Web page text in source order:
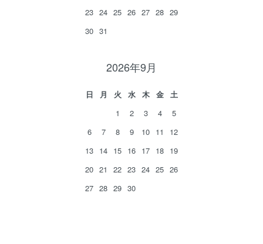
23 24 25 26 27 28 29
30 31
2026年9月
日 月 火 水 木 金
土
1
2 3 4
5
6
7 8 9 10 11
12
13 14 15 16 17 18 19
20 21 22 23 24 25 26
27 28 29 30